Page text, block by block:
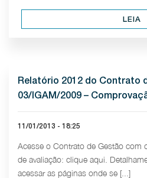
LEIA
Relatório 2012 do Contrato
03/IGAM/2009 –
11/01/2013 - 18:25
Acesse o Contrato de Gestão com
de avaliação: clique aqui.
acessar as páginas onde se [...]